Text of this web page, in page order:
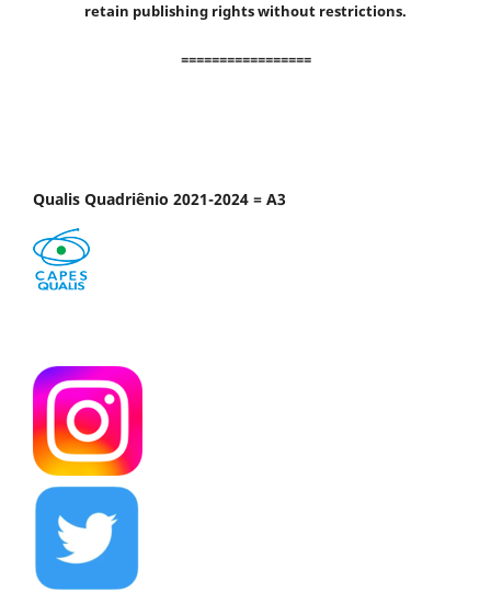
retain publishing rights without restrictions.
=================
Qualis Quadriênio 2021-2024 = A3